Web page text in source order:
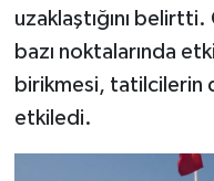
uzaklaştığını
bazı noktalarında
birikmesi, tatilcilerin
etkiledi.